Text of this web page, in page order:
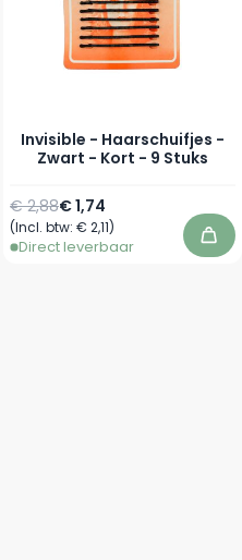
Invisible - Haarschuifjes -
Zwart - Kort - 9 Stuks
Speciale prijs
€ 1,74
Normale prijs
€ 2,88
(Incl. btw: € 2,11)
Direct leverbaar In